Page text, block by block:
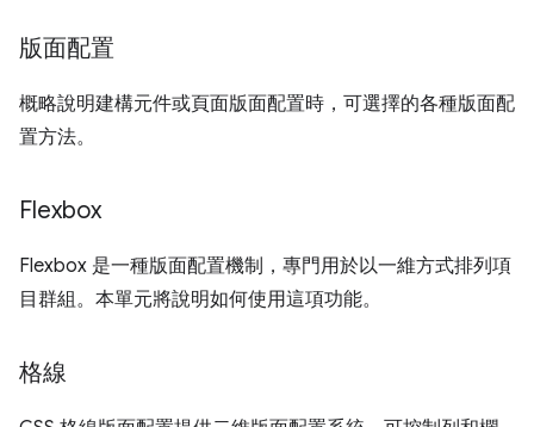
版面配置
概略說明建構元件或頁面版面配置時，可選擇的各種版面配
置方法。
Flexbox
Flexbox 是一種版面配置機制，專門用於以一維方式排列項
目群組。本單元將說明如何使用這項功能。
格線